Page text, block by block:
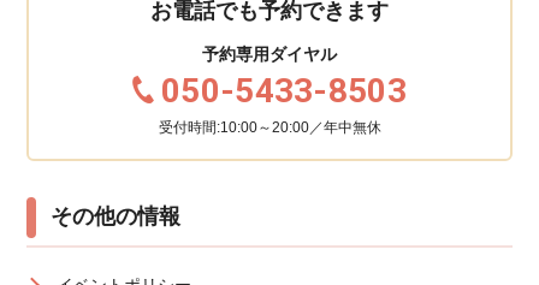
お電話でも予約できます
予約専用ダイヤル
050-5433-8503
受付時間:10:00～20:00／年中無休
その他の情報